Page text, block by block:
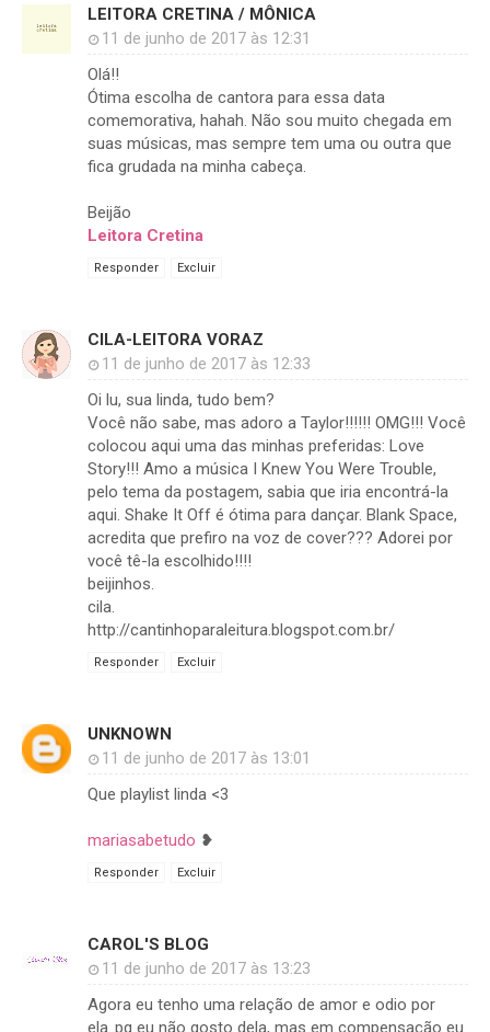
LEITORA CRETINA / MÔNICA
11 de junho de 2017 às 12:31
Olá!!
Ótima escolha de cantora para essa data
comemorativa, hahah. Não sou muito chegada em
suas músicas, mas sempre tem uma ou outra que
fica grudada na minha cabeça.
Beijão
Leitora Cretina
Responder Excluir
CILA-LEITORA VORAZ
11 de junho de 2017 às 12:33
Oi lu, sua linda, tudo bem?
Você não sabe, mas adoro a Taylor!!!!!! OMG!!! Você
colocou aqui uma das minhas preferidas: Love
Story!!! Amo a música I Knew You Were Trouble,
pelo tema da postagem, sabia que iria encontrá-la
aqui. Shake It Off é ótima para dançar. Blank Space,
acredita que prefiro na voz de cover??? Adorei por
você tê-la escolhido!!!!
beijinhos.
cila.
http://cantinhoparaleitura.blogspot.com.br/
Responder Excluir
UNKNOWN
11 de junho de 2017 às 13:01
Que playlist linda <3
mariasabetudo ❥
Responder Excluir
CAROL'S BLOG
11 de junho de 2017 às 13:23
Agora eu tenho uma relação de amor e odio por
ela..pq eu não gosto dela, mas em compensação eu